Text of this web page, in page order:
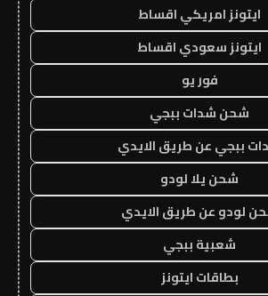
ايتونز امريكي اقساط
ايتونز سعودي اقساط
فور يو
شحن شدات ببجي
ببجي عن طريق الايدي
شحن يلا لودو
لودو عن طريق الايدي
شعبية ببجي
بطاقات ايتونز